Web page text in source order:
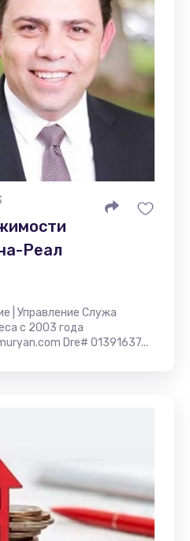
Реал
| Управление Служа
с 2003 года
Dre# 01391637...